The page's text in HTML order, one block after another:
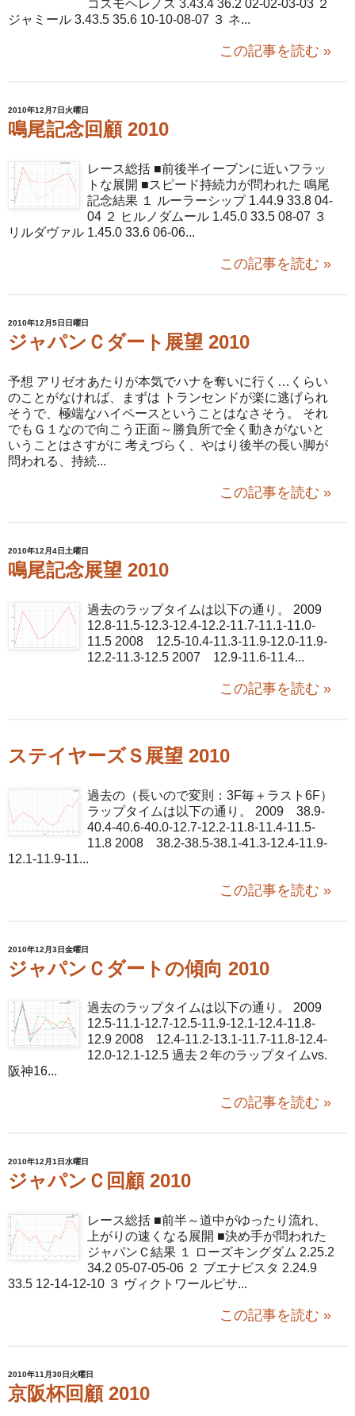
コスモヘレノス 3.43.4 36.2 02-02-03-03 ２
ジャミール 3.43.5 35.6 10-10-08-07 ３ ネ...
この記事を読む »
2010年12月7日火曜日
鳴尾記念回顧 2010
レース総括 ■前後半イーブンに近いフラッ
トな展開 ■スピード持続力が問われた 鳴尾
記念結果 １ ルーラーシップ 1.44.9 33.8 04-
04 ２ ヒルノダムール 1.45.0 33.5 08-07 ３
リルダヴァル 1.45.0 33.6 06-06...
この記事を読む »
2010年12月5日日曜日
ジャパンＣダート展望 2010
予想 アリゼオあたりが本気でハナを奪いに行く…くらい
のことがなければ、まずは トランセンドが楽に逃げられ
そうで、極端なハイペースということはなさそう。 それ
でもＧ１なので向こう正面～勝負所で全く動きがないと
いうことはさすがに 考えづらく、やはり後半の長い脚が
問われる、持続...
この記事を読む »
2010年12月4日土曜日
鳴尾記念展望 2010
過去のラップタイムは以下の通り。 2009
12.8-11.5-12.3-12.4-12.2-11.7-11.1-11.0-
11.5 2008 12.5-10.4-11.3-11.9-12.0-11.9-
12.2-11.3-12.5 2007 12.9-11.6-11.4...
この記事を読む »
ステイヤーズＳ展望 2010
過去の（長いので変則：3F毎＋ラスト6F）
ラップタイムは以下の通り。 2009 38.9-
40.4-40.6-40.0-12.7-12.2-11.8-11.4-11.5-
11.8 2008 38.2-38.5-38.1-41.3-12.4-11.9-
12.1-11.9-11...
この記事を読む »
2010年12月3日金曜日
ジャパンＣダートの傾向 2010
過去のラップタイムは以下の通り。 2009
12.5-11.1-12.7-12.5-11.9-12.1-12.4-11.8-
12.9 2008 12.4-11.2-13.1-11.7-11.8-12.4-
12.0-12.1-12.5 過去２年のラップタイムvs.
阪神16...
この記事を読む »
2010年12月1日水曜日
ジャパンＣ回顧 2010
レース総括 ■前半～道中がゆったり流れ、
上がりの速くなる展開 ■決め手が問われた
ジャパンＣ結果 １ ローズキングダム 2.25.2
34.2 05-07-05-06 ２ ブエナビスタ 2.24.9
33.5 12-14-12-10 ３ ヴィクトワールピサ...
この記事を読む »
2010年11月30日火曜日
京阪杯回顧 2010